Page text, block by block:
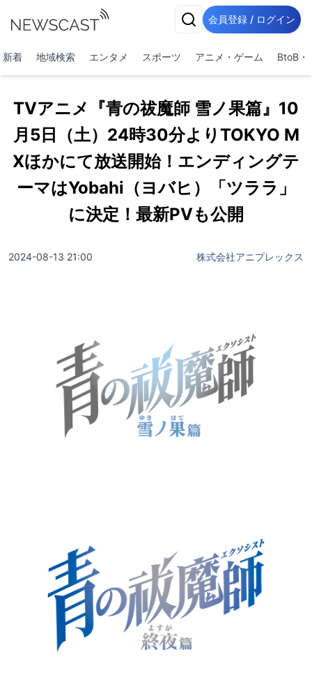
会員登録 / ログイン
新着 地域検索 エンタメ スポーツ アニメ・ゲーム BtoB・
TVアニメ『青の祓魔師 雪ノ果篇』10
月5日（土）24時30分よりTOKYO M
Xほかにて放送開始！エンディングテ
ーマはYobahi（ヨバヒ）「ツララ」
に決定！最新PVも公開
2024-08-13 21:00 株式会社アニプレックス